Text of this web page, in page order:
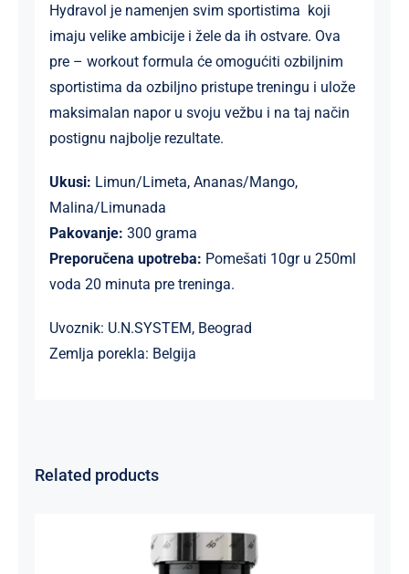
Hydravol je namenjen svim sportistima koji
imaju velike ambicije i žele da ih ostvare. Ova
pre – workout formula će omogućiti ozbiljnim
sportistima da ozbiljno pristupe treningu i ulože
maksimalan napor u svoju vežbu i na taj način
postignu najbolje rezultate.
Ukusi: Limun/Limeta, Ananas/Mango,
Malina/Limunada
Pakovanje: 300 grama
Preporučena upotreba: Pomešati 10gr u 250ml
voda 20 minuta pre treninga.
Uvoznik: U.N.SYSTEM, Beograd
Zemlja porekla: Belgija
Related products